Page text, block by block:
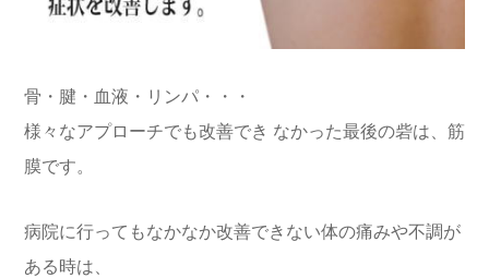
骨・腱・血液・リンパ・・・
様々なアプローチでも改善でき なかった最後の砦は、筋
膜です。
病院に行ってもなかなか改善できない体の痛みや不調が
ある時は、